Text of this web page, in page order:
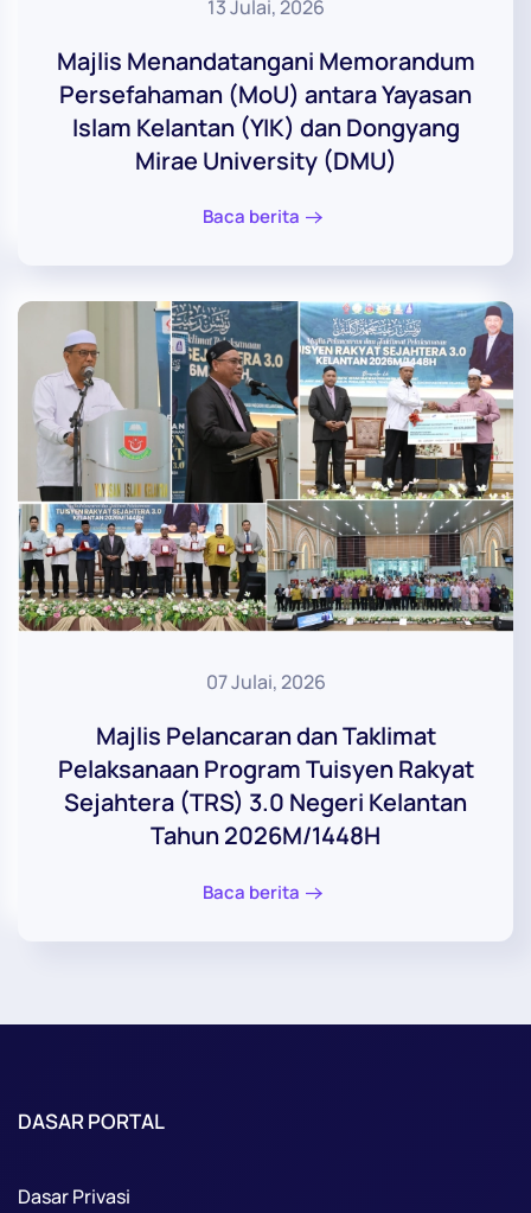
13 Julai, 2026
Majlis Menandatangani Memorandum
Persefahaman (MoU) antara Yayasan
Islam Kelantan (YIK) dan Dongyang
Mirae University (DMU)
Baca berita
07 Julai, 2026
Majlis Pelancaran dan Taklimat
Pelaksanaan Program Tuisyen Rakyat
Sejahtera (TRS) 3.0 Negeri Kelantan
Tahun 2026M/1448H
Baca berita
DASAR PORTAL
Dasar Privasi